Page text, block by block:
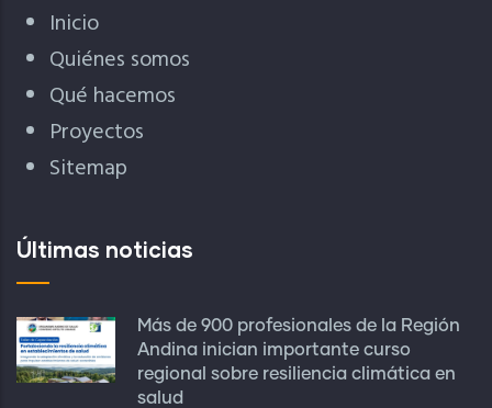
Inicio
Quiénes somos
Qué hacemos
Proyectos
Sitemap
Últimas noticias
Más de 900 profesionales de la Región
Andina inician importante curso
regional sobre resiliencia climática en
salud